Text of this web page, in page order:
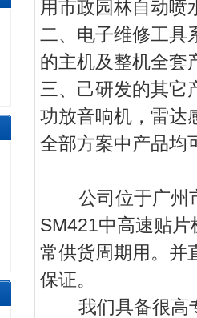
用市政园林自动喷
二、电子维修工具
的主机及整机全套
三、己研发的其它
功放音响机，雷达
全部方案中产品均
公司位于广州市
SM421中高速贴
常供货周期用。并
保证。
我们具备很高专